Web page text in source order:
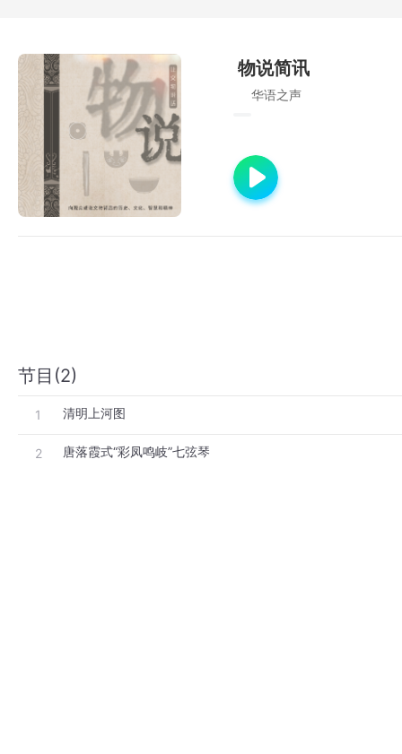
物说简讯
华语之声
节目(2)
1 清明上河图
2 唐落霞式“彩凤鸣岐”七弦琴